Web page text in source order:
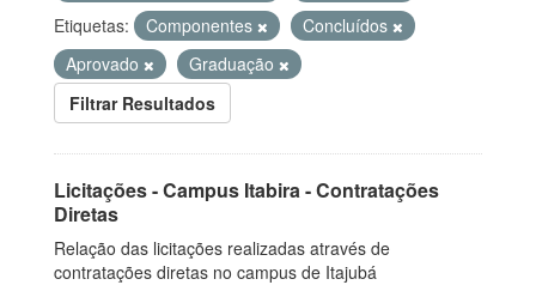
Etiquetas:
Componentes
Concluídos
Aprovado
Graduação
Filtrar Resultados
Licitações - Campus Itabira - Contratações
Diretas
Relação das licitações realizadas através de
contratações diretas no campus de Itajubá